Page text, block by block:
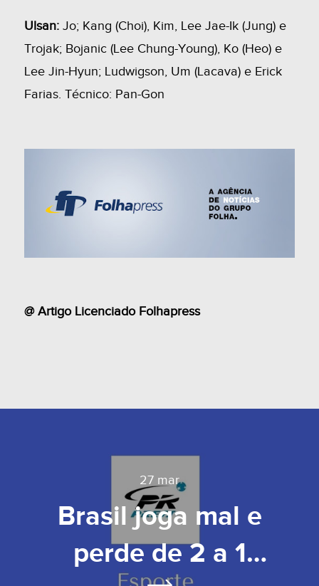
Ulsan:Jo; Kang (Choi), Kim, Lee Jae-Ik (Jung) e
Trojak; Bojanic (Lee Chung-Young), Ko (Heo) e
Lee Jin-Hyun; Ludwigson, Um (Lacava) e Erick
Farias. Técnico: Pan-Gon
@ Artigo Licenciado Folhapress
27 mar
Brasil joga mal e
perde de 2 a 1